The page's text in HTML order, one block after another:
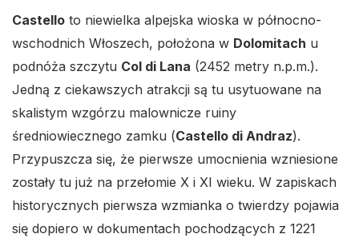
Castello to niewielka alpejska wioska w północno-
wschodnich Włoszech, położona w Dolomitach u
podnóża szczytu Col di Lana (2452 metry n.p.m.).
Jedną z ciekawszych atrakcji są tu usytuowane na
skalistym wzgórzu malownicze ruiny
średniowiecznego zamku (Castello di Andraz).
Przypuszcza się, że pierwsze umocnienia wzniesione
zostały tu już na przełomie X i XI wieku. W zapiskach
historycznych pierwsza wzmianka o twierdzy pojawia
się dopiero w dokumentach pochodzących z 1221